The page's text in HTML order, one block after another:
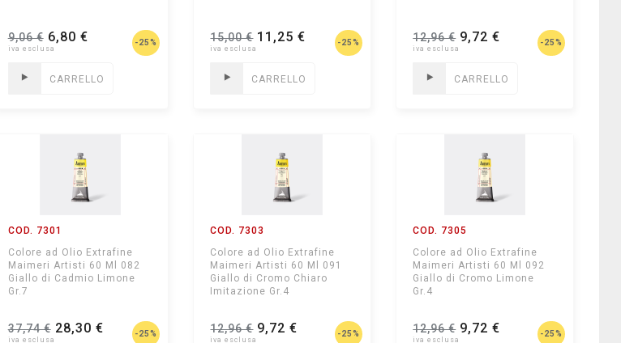
9,06 €6,80 € -25%
CARRELLO
15,00 €11,25 € -25%
CARRELLO
12,96 €9,72 € -25%
CARRELLO
COD. 7301
Colore ad Olio Extrafine
Maimeri Artisti 60 Ml 082
Giallo di Cadmio Limone
Gr.7
37,74 €28,30 € -25%
COD. 7303
Colore ad Olio Extrafine
Maimeri Artisti 60 Ml 091
Giallo di Cromo Chiaro
Imitazione Gr.4
12,96 €9,72 € -25%
COD. 7305
Colore ad Olio Extrafine
Maimeri Artisti 60 Ml 092
Giallo di Cromo Limone
Gr.4
12,96 €9,72 € -25%